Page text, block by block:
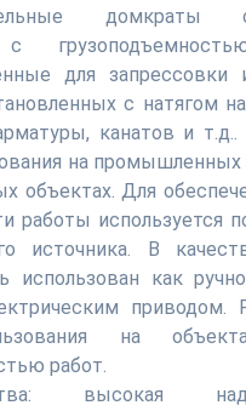
домкраты
с
для
с натягом
канатов и т.д..
на промышленных
объектах. Для
работы используется
источника. В
использован как
приводом.
на
работ.
высокая